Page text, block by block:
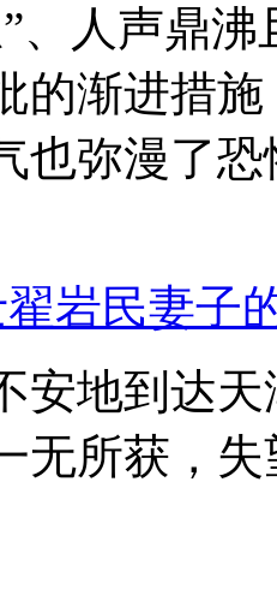
、人声鼎
的渐进措
也弥漫了
岩民妻子
安地到达
无所获，